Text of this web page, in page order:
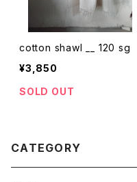
cotton shawl __ 120 sg
¥3,850
SOLD OUT
CATEGORY